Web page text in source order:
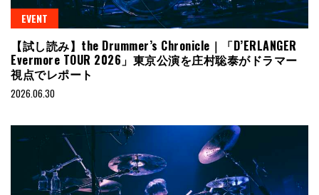
EVENT
【試し読み】the Drummer’s Chronicle｜「D’ERLANGER
Evermore TOUR 2026」東京公演を庄村聡泰がドラマー
視点でレポート
2026.06.30